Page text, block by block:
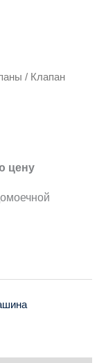
/ Клапан
цену